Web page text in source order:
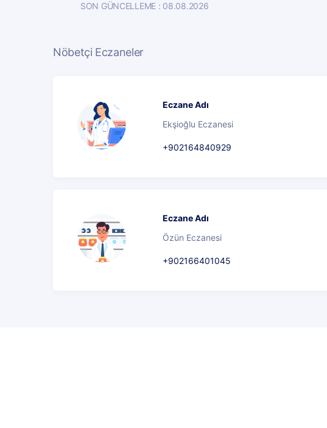
SON GÜNCELLEME : 08.08.2026
Nöbetçi Eczaneler
Eczane Adı
Ekşioğlu Eczanesi
+902164840929
Eczane Adı
Özün Eczanesi
+902166401045